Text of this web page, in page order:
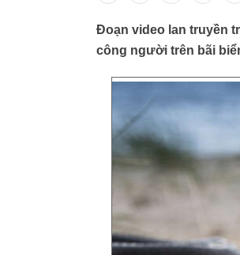
Đoạn video lan truyền
công người trên bãi